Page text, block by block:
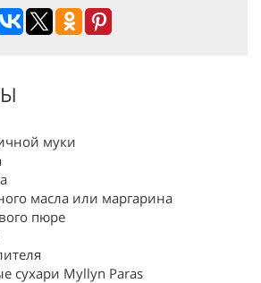
муки
масла или маргарина
пюре
сухари Myllyn Paras